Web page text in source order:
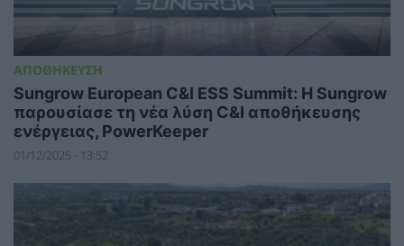
ΑΠΟΘΗΚΕΥΣΗ
Sungrow European C&I ESS Summit: Η Sungrow
παρουσίασε τη νέα λύση C&I αποθήκευσης
ενέργειας, PowerKeeper
01/12/2025 - 13:52